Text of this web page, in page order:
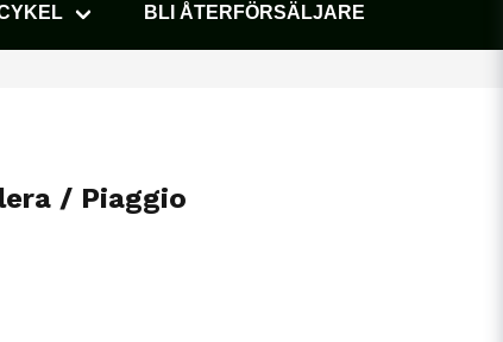
BLI ÅTERFÖRSÄLJARE
/ Piaggio